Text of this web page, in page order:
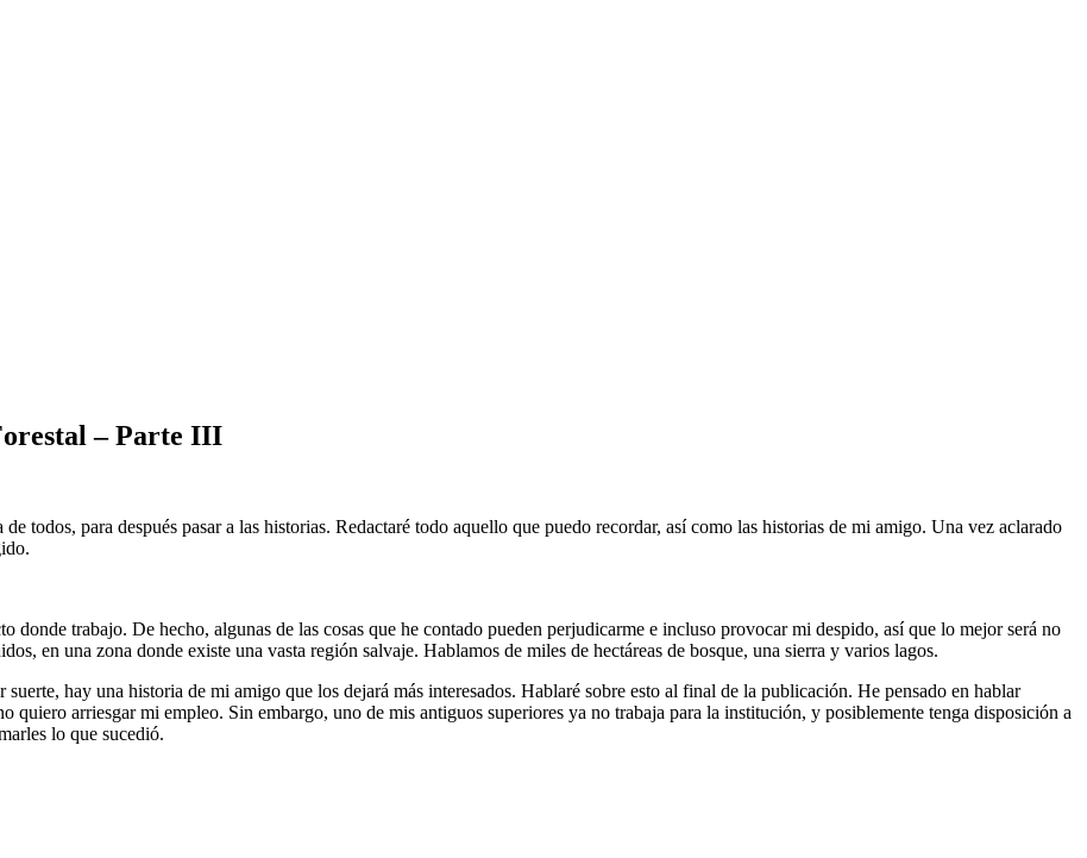
– Parte III
todos, para después pasar a las historias. Redactaré todo aquello que puedo recordar, así como las historias de mi amigo. Una vez aclarado
donde trabajo. De hecho, algunas de las cosas que he contado pueden perjudicarme e incluso provocar mi despido, así que lo mejor será no
en una zona donde existe una vasta región salvaje. Hablamos de miles de hectáreas de bosque, una sierra y varios lagos.
hay una historia de mi amigo que los dejará más interesados. Hablaré sobre esto al final de la publicación. He pensado en hablar
quiero arriesgar mi empleo. Sin embargo, uno de mis antiguos superiores ya no trabaja para la institución, y posiblemente tenga disposición a
lo que sucedió.